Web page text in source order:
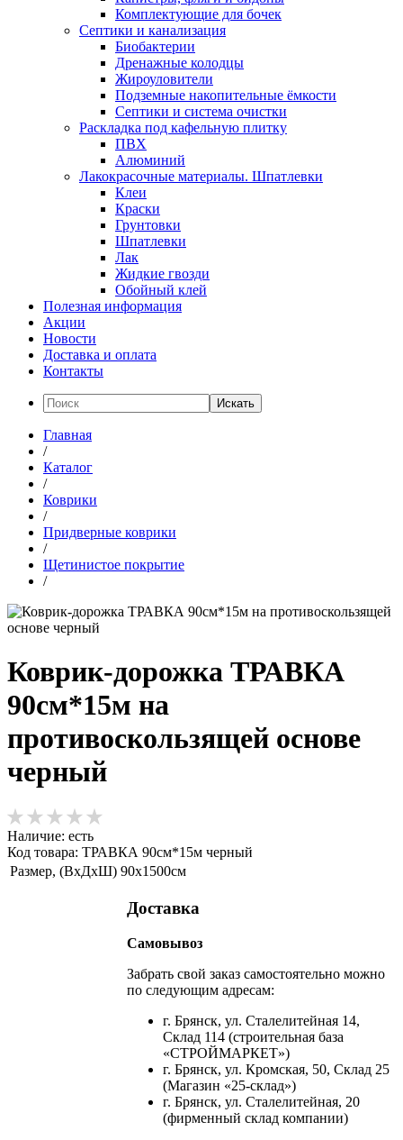
Комплектующие для бочек
Септики и канализация
Биобактерии
Дренажные колодцы
Жироуловители
Подземные накопительные ёмкости
Септики и система очистки
Раскладка под кафельную плитку
ПВХ
Алюминий
Лакокрасочные материалы. Шпатлевки
Клеи
Краски
Грунтовки
Шпатлевки
Лак
Жидкие гвозди
Обойный клей
Полезная информация
Акции
Новости
Доставка и оплата
Контакты
Искать
Главная
/
Каталог
/
Коврики
/
Придверные коврики
/
Щетинистое покрытие
/
Коврик-дорожка ТРАВКА
90см*15м на
противоскользящей основе
черный
Наличие: есть
Код товара: ТРАВКА 90см*15м черный
Размер, (ВхДхШ) 90х1500см
Доставка
Самовывоз
Забрать свой заказ самостоятельно можно
по следующим адресам:
г. Брянск, ул. Сталелитейная 14,
Склад 114 (строительная база
«СТРОЙМАРКЕТ»)
г. Брянск, ул. Кромская, 50, Склад 25
(Магазин «25-склад»)
г. Брянск, ул. Сталелитейная, 20
(фирменный склад компании)